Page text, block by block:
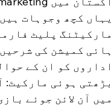
مارکیٹنگ پلیٹ
اداروں کو ان کے
بڑھتی ہوئی مارکیٹ:
میں آن لائن جوئے